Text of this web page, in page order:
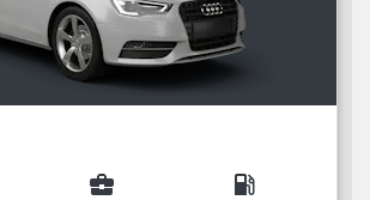
business_center local_gas_station